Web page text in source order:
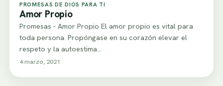
PROMESAS DE DIOS PARA TI
Amor Propio
Promesas - Amor Propio El amor propio es vital para
toda persona. Propóngase en su corazón elevar el
respeto y la autoestima…
4 marzo, 2021